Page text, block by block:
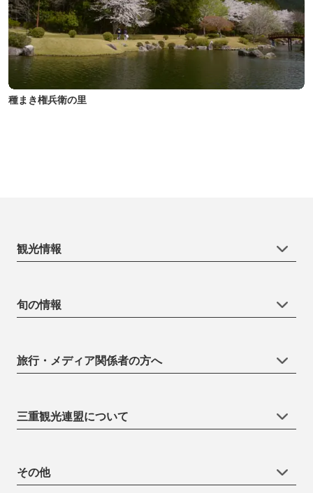
種まき権兵衛の里
観光情報
旬の情報
旅行・メディア関係者の方へ
三重観光連盟について
その他